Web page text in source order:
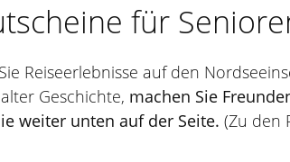
für
Reiseerlebnisse auf den
Geschichte, machen Sie
weiter unten auf der Seite. (Zu den